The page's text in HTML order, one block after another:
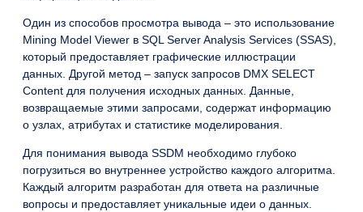
Один из способов просмотра вывода – это использование
Mining Model Viewer в SQL Server Analysis Services (SSAS),
который предоставляет графические иллюстрации
данных. Другой метод – запуск запросов DMX SELECT
Content для получения исходных данных. Данные,
возвращаемые этими запросами, содержат информацию
о узлах, атрибутах и статистике моделирования.
Для понимания вывода SSDM необходимо глубоко
погрузиться во внутреннее устройство каждого алгоритма.
Каждый алгоритм разработан для ответа на различные
вопросы и предоставляет уникальные идеи о данных.